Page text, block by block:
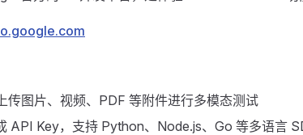
传图片、视频、PDF 等附件进行多模态测试
API Key，支持 Python、Node.js、Go 等多语言